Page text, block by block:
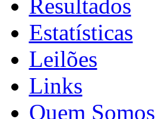
Resultados
Estatísticas
Leilões
Links
Quem Somos